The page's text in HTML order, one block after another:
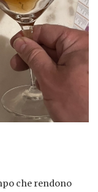
che rendono